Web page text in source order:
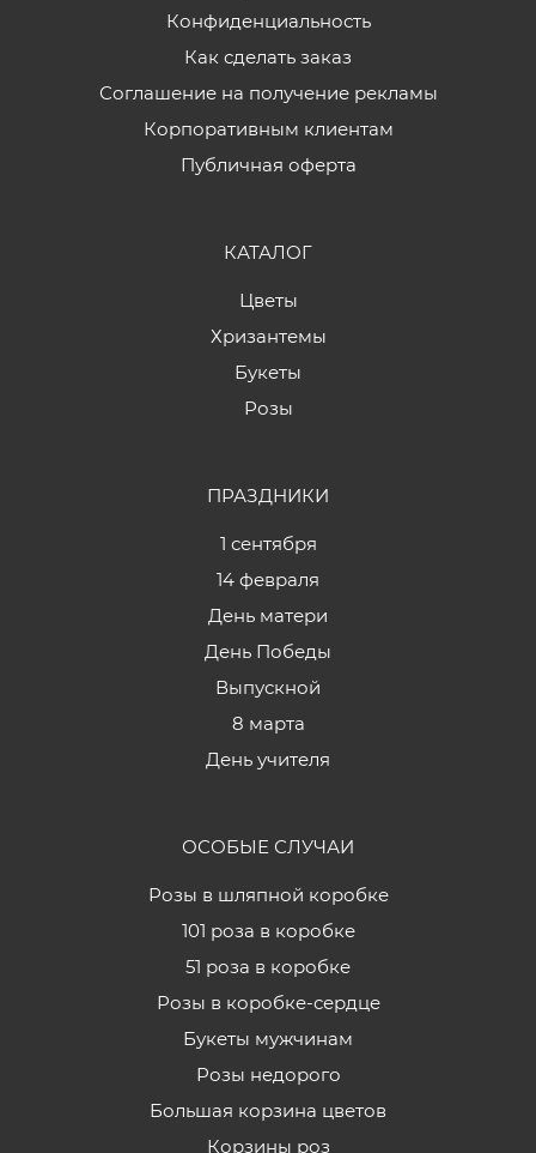
Конфиденциальность
Как сделать заказ
Соглашение на получение рекламы
Корпоративным клиентам
Публичная оферта
КАТАЛОГ
Цветы
Хризантемы
Букеты
Розы
ПРАЗДНИКИ
1 сентября
14 февраля
День матери
День Победы
Выпускной
8 марта
День учителя
ОСОБЫЕ СЛУЧАИ
Розы в шляпной коробке
101 роза в коробке
51 роза в коробке
Розы в коробке-сердце
Букеты мужчинам
Розы недорого
Большая корзина цветов
Корзины роз